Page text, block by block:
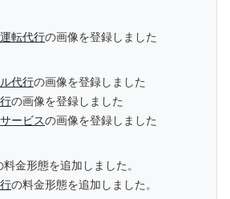
転代行の画像を登録しました
代行の画像を登録しました
の画像を登録しました
ービスの画像を登録しました
料金形態を追加しました。
の料金形態を追加しました。